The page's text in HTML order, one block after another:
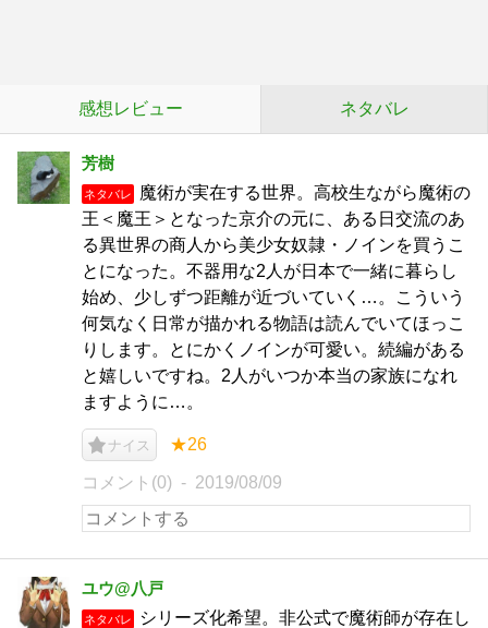
感想レビュー ネタバレ
芳樹
ネタバレ
魔術が実在する世界。高校生ながら魔術の
王＜魔王＞となった京介の元に、ある日交流のあ
る異世界の商人から美少女奴隷・ノインを買うこ
とになった。不器用な2人が日本で一緒に暮らし
始め、少しずつ距離が近づいていく…。こういう
何気なく日常が描かれる物語は読んでいてほっこ
りします。とにかくノインが可愛い。続編がある
と嬉しいですね。2人がいつか本当の家族になれ
ますように…。
ナイス ★26
コメント(0) 2019/08/09
ユウ@八戸
ネタバレ
シリーズ化希望。非公式で魔術師が存在し